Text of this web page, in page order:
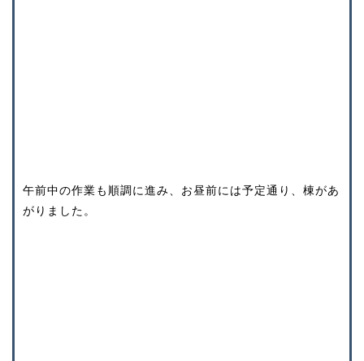
午前中の作業も順調に進み、お昼前には予定通り、棟があ
がりました。